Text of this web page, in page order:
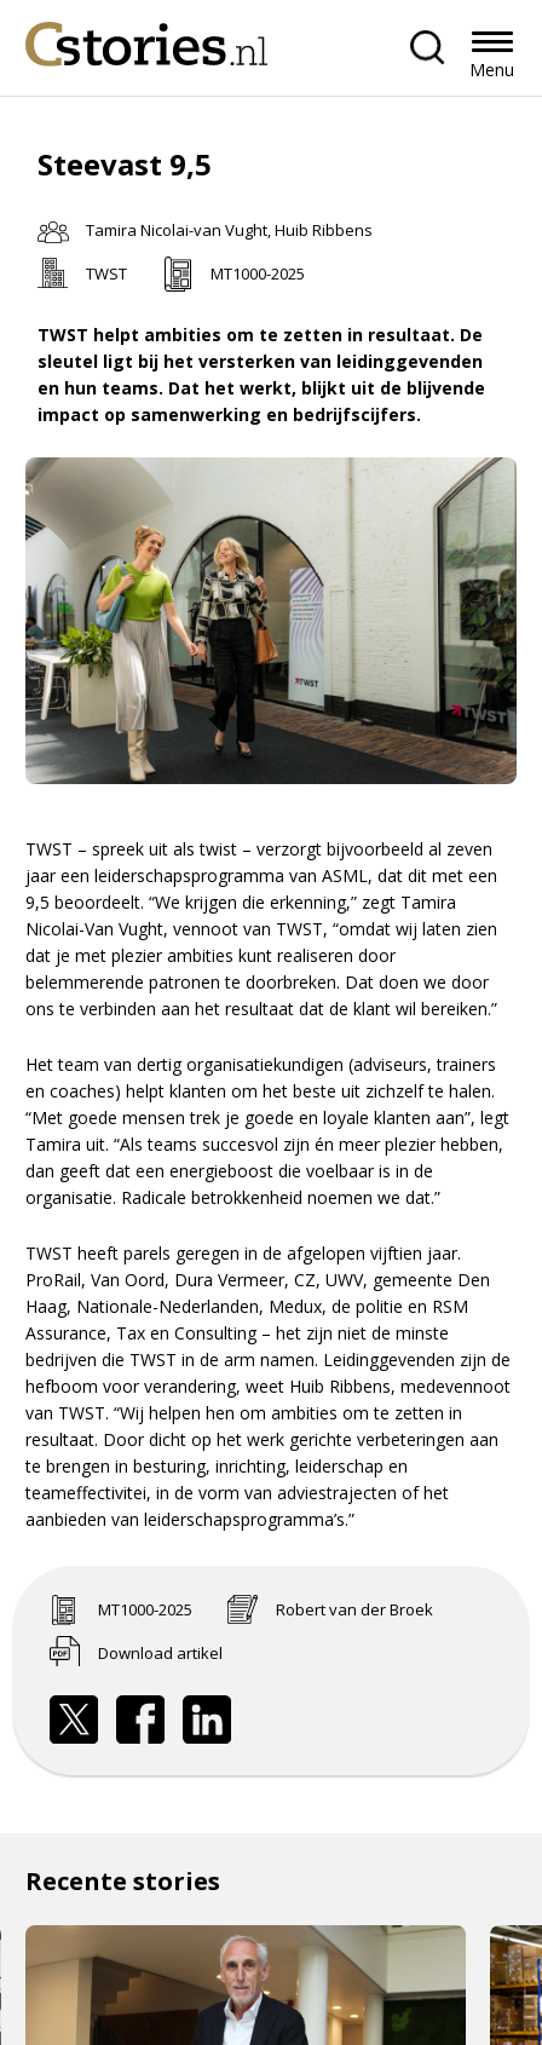
Menu
Steevast 9,5
Tamira Nicolai-van Vught, Huib Ribbens
TWST
MT1000-2025
TWST helpt ambities om te zetten in resultaat. De
sleutel ligt bij het versterken van leidinggevenden
en hun teams. Dat het werkt, blijkt uit de blijvende
impact op samenwerking en bedrijfscijfers.
TWST – spreek uit als twist – verzorgt bijvoorbeeld al zeven
jaar een leiderschapsprogramma van ASML, dat dit met een
9,5 beoordeelt. “We krijgen die erkenning,” zegt Tamira
Nicolai-Van Vught, vennoot van TWST, “omdat wij laten zien
dat je met plezier ambities kunt realiseren door
belemmerende patronen te doorbreken. Dat doen we door
ons te verbinden aan het resultaat dat de klant wil bereiken.”
Het team van dertig organisatiekundigen (adviseurs, trainers
en coaches) helpt klanten om het beste uit zichzelf te halen.
“Met goede mensen trek je goede en loyale klanten aan”, legt
Tamira uit. “Als teams succesvol zijn én meer plezier hebben,
dan geeft dat een energieboost die voelbaar is in de
organisatie. Radicale betrokkenheid noemen we dat.”
TWST heeft parels geregen in de afgelopen vijftien jaar.
ProRail, Van Oord, Dura Vermeer, CZ, UWV, gemeente Den
Haag, Nationale-Nederlanden, Medux, de politie en RSM
Assurance, Tax en Consulting – het zijn niet de minste
bedrijven die TWST in de arm namen. Leidinggevenden zijn de
hefboom voor verandering, weet Huib Ribbens, medevennoot
van TWST. “Wij helpen hen om ambities om te zetten in
resultaat. Door dicht op het werk gerichte verbeteringen aan
te brengen in besturing, inrichting, leiderschap en
teameffectivitei, in de vorm van adviestrajecten of het
aanbieden van leiderschapsprogramma’s.”
MT1000-2025
Robert van der Broek
Download artikel
Recente stories